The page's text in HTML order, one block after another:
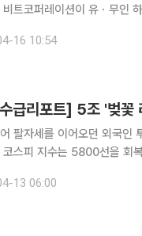
비트코퍼레이션이 유ㆍ무인
의 음료 서비스에 전문
16 10:54
팔자세를 이어오던 외국인
피 지수는 5800선을 회복하며 반등에 성공했
. 미국과 이란의 전쟁 긴장감
13 06:00